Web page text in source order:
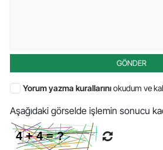
GÖNDER
Yorum yazma kurallarınıokudum ve
Aşağıdaki görselde işlemin sonucu